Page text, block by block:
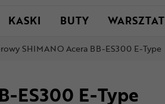
KASKI BUTY WARSZTAT
SHIMANO Acera BB-ES300 E-Type
ES300 E-Type